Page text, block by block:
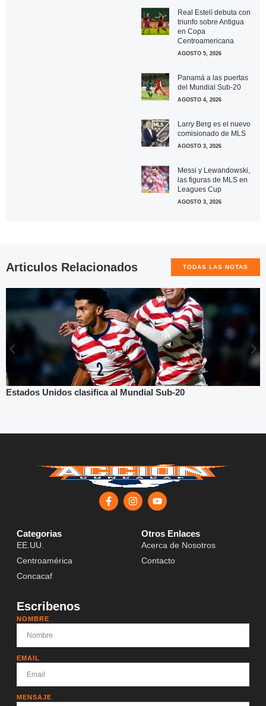
Real Estelí debuta con
triunfo sobre Antigua
en Copa
Centroamericana
AGOSTO 5, 2026
Panamá a las puertas
del Mundial Sub-20
AGOSTO 4, 2026
Larry Berg es el nuevo
comisionado de MLS
AGOSTO 3, 2026
Messi y Lewandowski,
las figuras de MLS en
Leagues Cup
AGOSTO 3, 2026
Articulos Relacionados TODAS LAS NOTAS
Unidos clasifica al Mundial Sub-20
Categorias
EE.UU.
Centroamérica
Concacaf
Otros Enlaces
Acerca de Nosotros
Contacto
Escribenos
NOMBRE
EMAIL
MENSAJE